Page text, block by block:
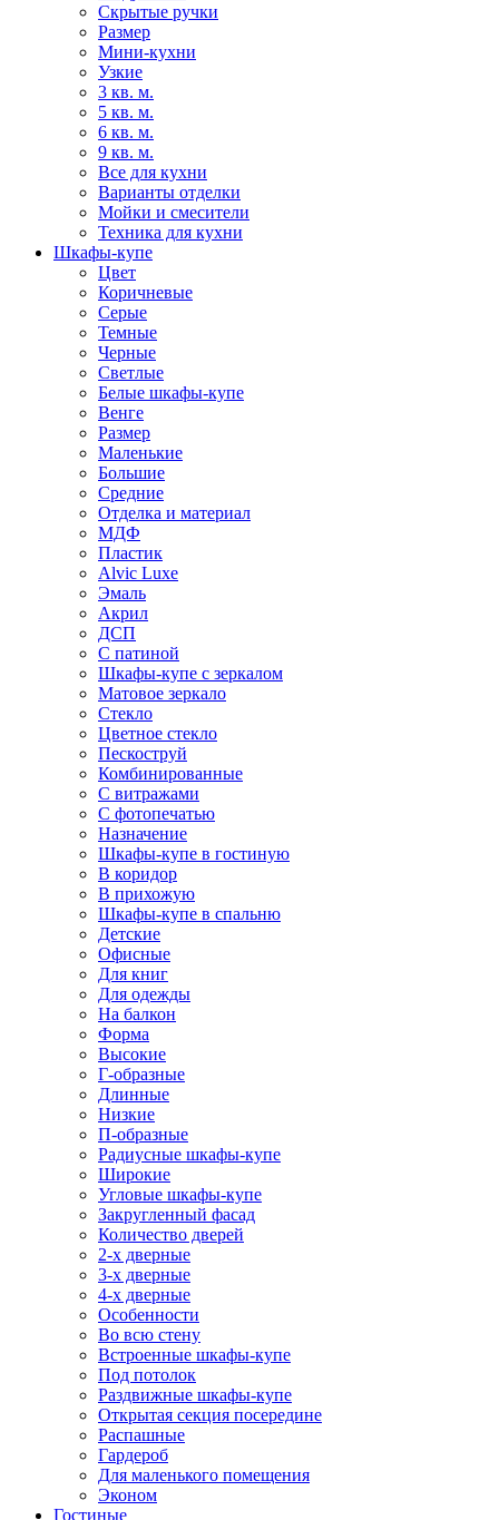
Скрытые ручки
Размер
Мини-кухни
Узкие
3 кв. м.
5 кв. м.
6 кв. м.
9 кв. м.
Все для кухни
Варианты отделки
Мойки и смесители
Техника для кухни
Шкафы-купе
Цвет
Коричневые
Серые
Темные
Черные
Светлые
Белые шкафы-купе
Венге
Размер
Маленькие
Большие
Средние
Отделка и материал
МДФ
Пластик
Alvic Luxe
Эмаль
Акрил
ДСП
С патиной
Шкафы-купе с зеркалом
Матовое зеркало
Стекло
Цветное стекло
Пескоструй
Комбинированные
С витражами
С фотопечатью
Назначение
Шкафы-купе в гостиную
В коридор
В прихожую
Шкафы-купе в спальню
Детские
Офисные
Для книг
Для одежды
На балкон
Форма
Высокие
Г-образные
Длинные
Низкие
П-образные
Радиусные шкафы-купе
Широкие
Угловые шкафы-купе
Закругленный фасад
Количество дверей
2-х дверные
3-х дверные
4-х дверные
Особенности
Во всю стену
Встроенные шкафы-купе
Под потолок
Раздвижные шкафы-купе
Открытая секция посередине
Распашные
Гардероб
Для маленького помещения
Эконом
Гостиные